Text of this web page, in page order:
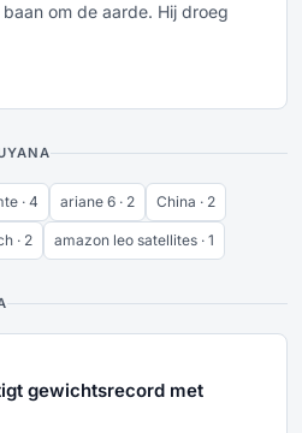
om de aarde. Hij droeg
· 4 ariane 6 · 2 China · 2
· 2 amazon leo satellites · 1
gewichtsrecord met